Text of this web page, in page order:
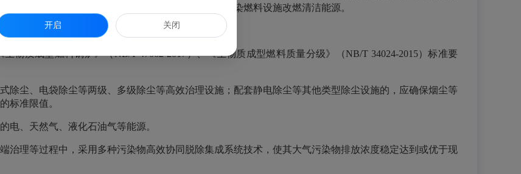
、安全、高质量的清洁能源供应保障服务，保障高污染燃料设施改燃清洁能源。
物质成型燃料锅炉》（NB/T 47062-2017）、《生物质成型燃料质量分级》（NB/T 34024-2015）标准要
除尘、电袋除尘等两级、多级除尘等高效治理设施；配套静电除尘等其他类型除尘设施的，应确保烟尘等
标准限值。
电、天然气、液化石油气等能源。
治理等过程中，采用多种污染物高效协同脱除集成系统技术，使其大气污染物排放浓度稳定达到或优于现
开启 关闭